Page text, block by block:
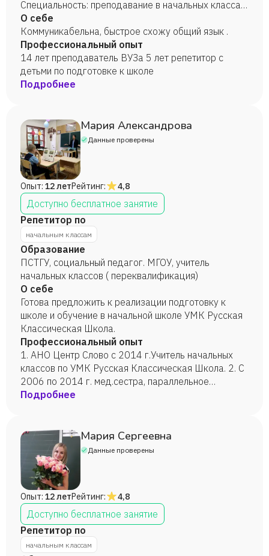
Специальность: преподавание в начальных классах
с правом ведения иностранного языка (английский
язык) в общеобразовательной школе.) Высшее
(«Волгоградская академия физической культуры».
Специальность: физическая культура и спорт.)
О себе
Коммуникабельна, быстрое схожу общий язык .
Профессиональный опыт
14 лет преподаватель ВУЗа 5 лет репетитор с
детьми по подготовке к школе
Подробнее
Мария Александрова
Данные проверены
Опыт: 12 летРейтинг: 4,8
Доступно бесплатное занятие
Репетитор по
начальным классам
Образование
ПСТГУ, социальный педагог. МГОУ, учитель
начальных классов ( переквалификация)
О себе
Готова предложить к реализации подготовку к
школе и обучение в начальной школе УМК Русская
Классическая Школа.
Профессиональный опыт
1. АНО Центр Слово с 2014 г.Учитель начальных
классов по УМК Русская Классическая Школа. 2. С
2006 по 2014 г. мед.сестра, параллельное
обучение в. ВУЗе.
Подробнее
Мария Сергеевна
Данные проверены
Опыт: 12 летРейтинг: 4,8
Доступно бесплатное занятие
Репетитор по
начальным классам